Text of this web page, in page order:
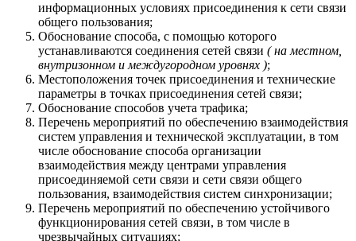
информационных условиях присоединения к сети связи
общего пользования;
Обоснование способа, с помощью которого
устанавливаются соединения сетей связи ( на местном,
внутризонном и междугородном уровнях );
Местоположения точек присоединения и технические
параметры в точках присоединения сетей связи;
Обоснование способов учета трафика;
Перечень мероприятий по обеспечению взаимодействия
систем управления и технической эксплуатации, в том
числе обоснование способа организации
взаимодействия между центрами управления
присоединяемой сети связи и сети связи общего
пользования, взаимодействия систем синхронизации;
Перечень мероприятий по обеспечению устойчивого
функционирования сетей связи, в том числе в
чрезвычайных ситуациях;